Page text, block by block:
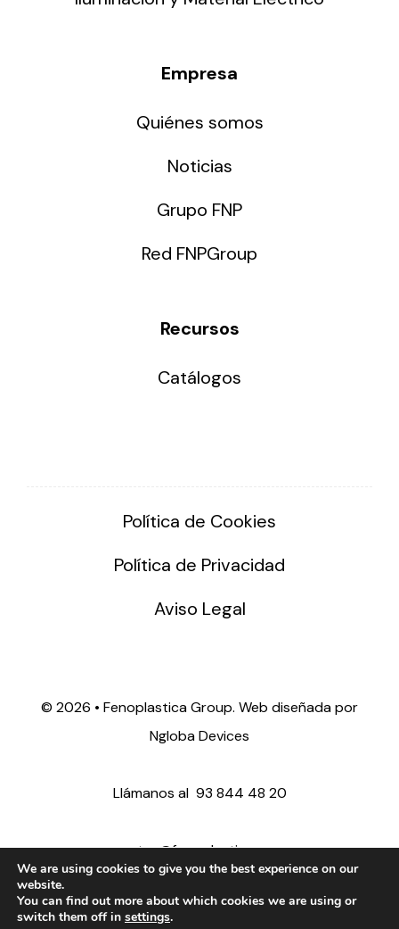
Empresa
Quiénes somos
Noticias
Grupo FNP
Red FNPGroup
Recursos
Catálogos
Política de Cookies
Política de Privacidad
Aviso Legal
© 2026 • Fenoplastica Group. Web diseñada por
Ngloba Devices
Llámanos al 93 844 48 20
ventas@fenoplastica.com
export@fenoplastica.com
We are using cookies to give you the best experience on our
website.
You can find out more about which cookies we are using or
switch them off in settings.